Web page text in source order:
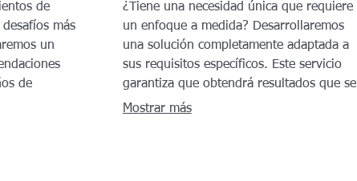
de
más
un
de
de la
¿Tiene una necesidad única que requiere
un enfoque a medida? Desarrollaremos
una solución completamente adaptada a
sus requisitos específicos. Este servicio
garantiza que obtendrá resultados que se
ajustan perfectamente a su situación
Mostrar más